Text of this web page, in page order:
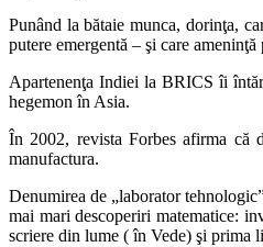
Punând la bătaie munca, dorinţa,
putere emergentă – şi care
Apartenenţa Indiei la BRICS îi
hegemon în Asia.
În 2002, revista Forbes afirma că
manufactura.
Denumirea de „laborator
mai mari descoperiri matematice:
scriere din lume ( în Vede) şi prima